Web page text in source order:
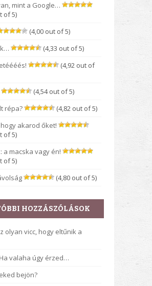
mint a Google…
of 5)
(4,00 out of 5)
(4,33 out of 5)
(4,92 out of
(4,54 out of 5)
répa?
(4,82 out of 5)
akarod őket!
of 5)
a macska vagy én!
of 5)
(4,80 out of 5)
HOZZÁSZÓLÁSOK
olyan vicc, hogy eltűnik a
Ha valaha úgy érzed…
bejön?